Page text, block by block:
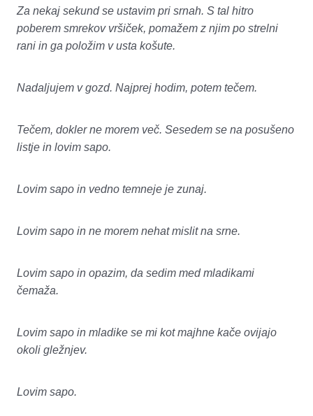
Za nekaj sekund se ustavim pri srnah. S tal hitro
poberem smrekov vršiček, pomažem z njim po strelni
rani in ga položim v usta košute.
Nadaljujem v gozd. Najprej hodim, potem tečem.
Tečem, dokler ne morem več. Sesedem se na posušeno
listje in lovim sapo.
Lovim sapo in vedno temneje je zunaj.
Lovim sapo in ne morem nehat mislit na srne.
Lovim sapo in opazim, da sedim med mladikami
čemaža.
Lovim sapo in mladike se mi kot majhne kače ovijajo
okoli gležnjev.
Lovim sapo.